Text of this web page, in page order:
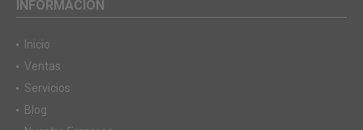
Inicio
Ventas
Servicios